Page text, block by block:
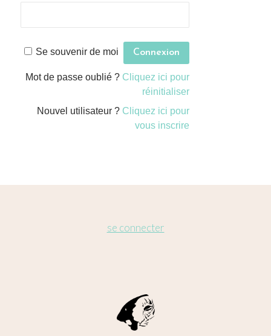
Se souvenir de moi
Mot de passe oublié ? Cliquez ici pour
réinitialiser
Nouvel utilisateur ? Cliquez ici pour
vous inscrire
se connecter